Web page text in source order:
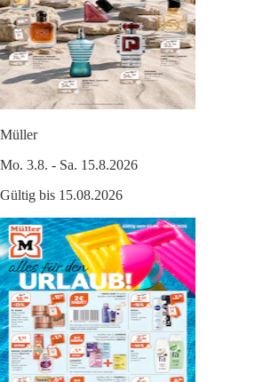
Müller
Mo. 3.8. - Sa. 15.8.2026
Gültig bis 15.08.2026